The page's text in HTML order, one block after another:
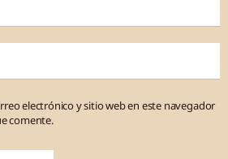
electrónico y sitio web en este navegador
comente.